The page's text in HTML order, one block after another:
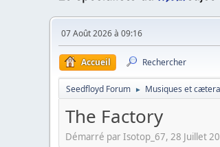
07 Août 2026 à 09:16
Accueil Rechercher
Seedfloyd Forum ► Musiques et cætera
The Factory
Démarré par Isotop_67, 28 Juillet